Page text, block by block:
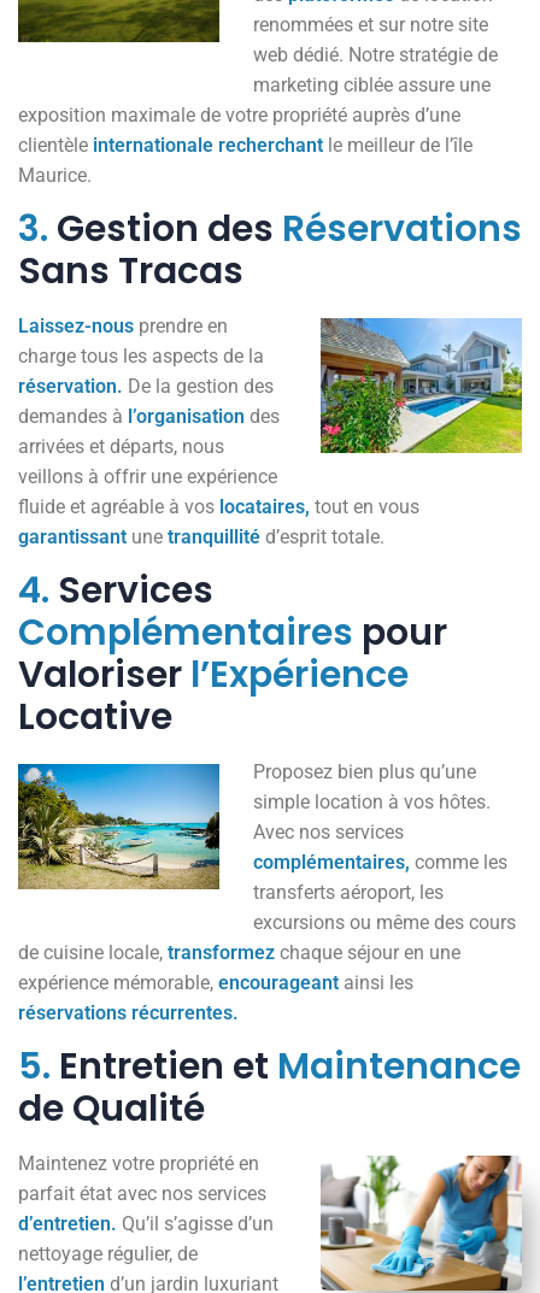
renommées et sur notre site
web dédié. Notre stratégie de
marketing ciblée assure une
exposition maximale de votre propriété auprès d’une
clientèle internationale recherchant le meilleur de l’île
Maurice.
3. Gestion des Réservations
Sans Tracas
Laissez-nous prendre en
charge tous les aspects de la
réservation. De la gestion des
demandes à l’organisation des
arrivées et départs, nous
veillons à offrir une expérience
fluide et agréable à vos locataires, tout en vous
garantissant une tranquillité d’esprit totale.
4. Services
Complémentaires pour
Valoriser l’Expérience
Locative
Proposez bien plus qu’une
simple location à vos hôtes.
Avec nos services
complémentaires, comme les
transferts aéroport, les
excursions ou même des cours
de cuisine locale, transformez chaque séjour en une
expérience mémorable, encourageant ainsi les
réservations récurrentes.
5. Entretien et Maintenance
de Qualité
Maintenez votre propriété en
parfait état avec nos services
d’entretien. Qu’il s’agisse d’un
nettoyage régulier, de
l’entretien d’un jardin luxuriant